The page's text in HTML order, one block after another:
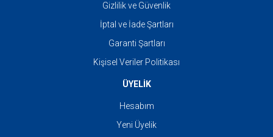
Gizlilik ve Güvenlik
İptal ve İade Şartları
Garanti Şartları
Kişisel Veriler Politikası
ÜYELİK
Hesabım
Yeni Üyelik